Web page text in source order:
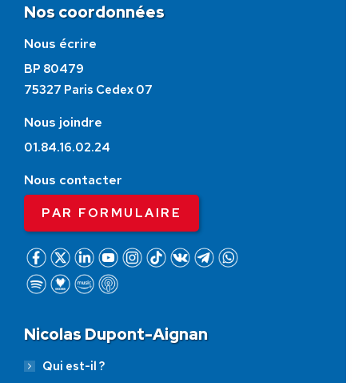
Nos coordonnées
Nous écrire
BP 80479
75327 Paris Cedex 07
Nous joindre
01.84.16.02.24
Nous contacter
PAR FORMULAIRE
Nicolas Dupont-Aignan
Qui est-il ?